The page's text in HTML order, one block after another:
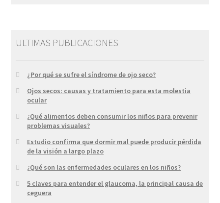
ULTIMAS PUBLICACIONES
¿Por qué se sufre el síndrome de ojo seco?
Ojos secos: causas y tratamiento para esta molestia
ocular
¿Qué alimentos deben consumir los niños para prevenir
problemas visuales?
Estudio confirma que dormir mal puede producir pérdida
de la visión a largo plazo
¿Qué son las enfermedades oculares en los niños?
5 claves para entender el glaucoma, la principal causa de
ceguera